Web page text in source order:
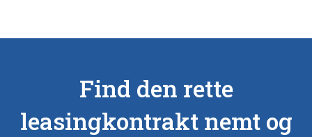
Find den rette
leasingkontrakt nemt og